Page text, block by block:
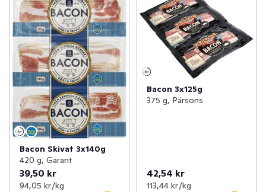
Bacon Skivat 3x140g
420 g, Garant
39,50 kr
94,05 kr /kg
Bacon 3x125g
375 g, Pärsons
42,54 kr
113,44 kr /kg